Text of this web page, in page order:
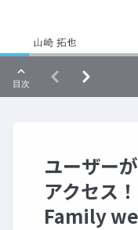
ユーザー
アクセス
Family